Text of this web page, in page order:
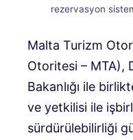
rezervasyon
Malta Turizm
Otoritesi – MTA),
Bakanlığı ile
ve yetkilisi ile
sürdürülebilirliği